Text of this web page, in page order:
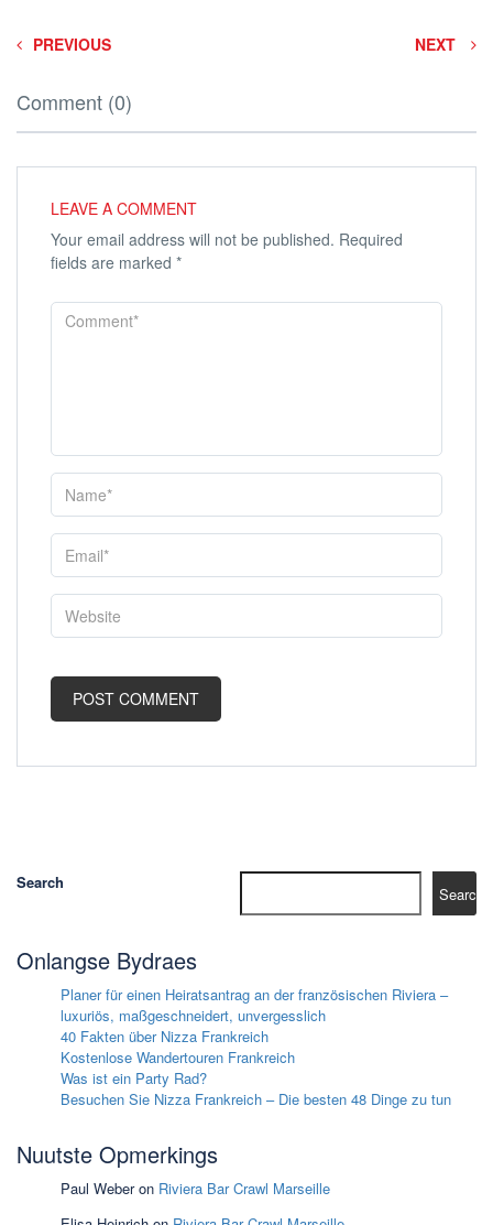
PREVIOUS NEXT
Comment (0)
LEAVE A COMMENT
Your email address will not be published. Required
fields are marked *
Search
Search
Onlangse Bydraes
Planer für einen Heiratsantrag an der französischen Riviera –
luxuriös, maßgeschneidert, unvergesslich
40 Fakten über Nizza Frankreich
Kostenlose Wandertouren Frankreich
Was ist ein Party Rad?
Besuchen Sie Nizza Frankreich – Die besten 48 Dinge zu tun
Nuutste Opmerkings
Paul Weberon Riviera Bar Crawl Marseille